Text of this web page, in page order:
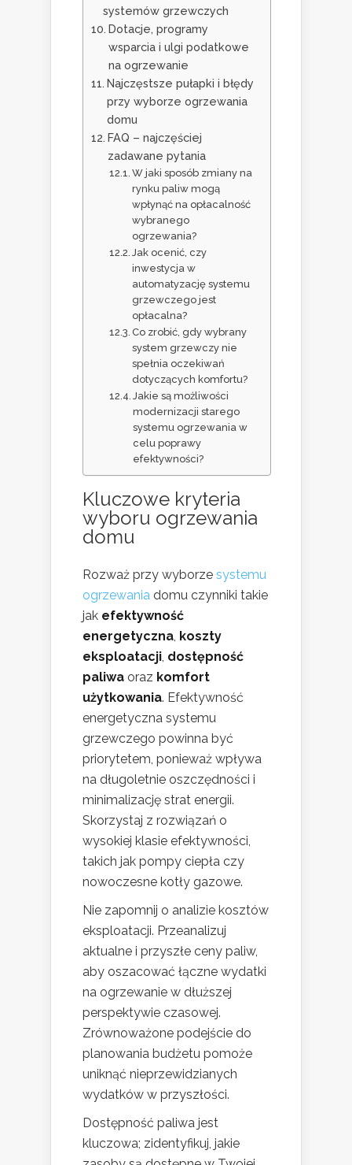
systemów grzewczych
Dotacje, programy
wsparcia i ulgi podatkowe
na ogrzewanie
Najczęstsze pułapki i błędy
przy wyborze ogrzewania
domu
FAQ – najczęściej
zadawane pytania
W jaki sposób zmiany na
rynku paliw mogą
wpłynąć na opłacalność
wybranego
ogrzewania?
Jak ocenić, czy
inwestycja w
automatyzację systemu
grzewczego jest
opłacalna?
Co zrobić, gdy wybrany
system grzewczy nie
spełnia oczekiwań
dotyczących komfortu?
Jakie są możliwości
modernizacji starego
systemu ogrzewania w
celu poprawy
efektywności?
Kluczowe kryteria
wyboru ogrzewania
domu
Rozważ przy wyborze systemu
ogrzewania domu czynniki takie
jak efektywność
energetyczna, koszty
eksploatacji, dostępność
paliwa oraz komfort
użytkowania. Efektywność
energetyczna systemu
grzewczego powinna być
priorytetem, ponieważ wpływa
na długoletnie oszczędności i
minimalizację strat energii.
Skorzystaj z rozwiązań o
wysokiej klasie efektywności,
takich jak pompy ciepła czy
nowoczesne kotły gazowe.
Nie zapomnij o analizie kosztów
eksploatacji. Przeanalizuj
aktualne i przyszłe ceny paliw,
aby oszacować łączne wydatki
na ogrzewanie w dłuższej
perspektywie czasowej.
Zrównoważone podejście do
planowania budżetu pomoże
uniknąć nieprzewidzianych
wydatków w przyszłości.
Dostępność paliwa jest
kluczowa; zidentyfikuj, jakie